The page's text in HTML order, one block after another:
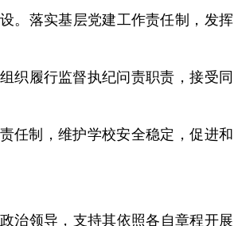
。落实基层党建工作责任制，发挥
织履行监督执纪问责职责，接受同
，维护学校安全稳定，促进和
领导，支持其依照各自章程开展